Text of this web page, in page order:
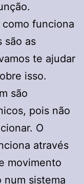
funciona
são as
te ajudar
isso.
são
pois não
O
através
movimento
num sistema